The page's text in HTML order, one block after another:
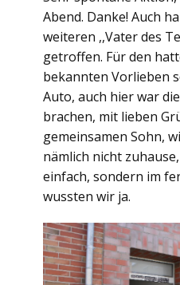
Abend. Danke! Auch
weiteren ,,Vater des
getroffen. Für den
bekannten Vorlieben
Auto, auch hier war
brachen, mit lieben
gemeinsamen Sohn,
nämlich nicht
einfach, sondern im
wussten wir ja.